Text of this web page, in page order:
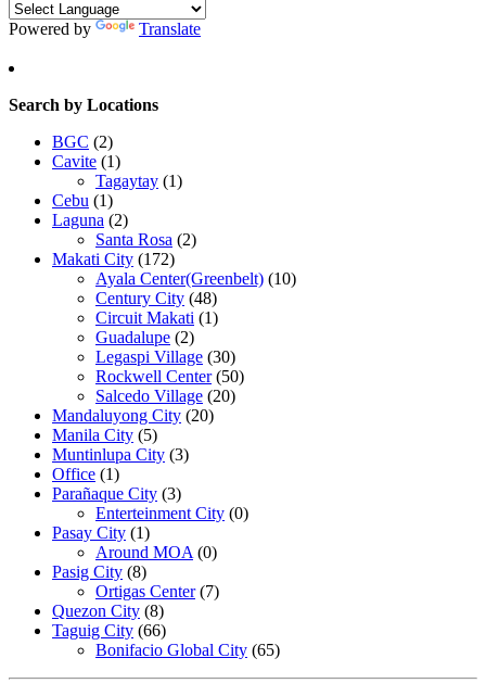
Powered by Translate
Search by Locations
BGC (2)
Cavite (1)
Tagaytay (1)
Cebu (1)
Laguna (2)
Santa Rosa (2)
Makati City (172)
Ayala Center(Greenbelt) (10)
Century City (48)
Circuit Makati (1)
Guadalupe (2)
Legaspi Village (30)
Rockwell Center(50)
Salcedo Village (20)
Mandaluyong City (20)
Manila City (5)
Muntinlupa City (3)
Office (1)
Parañaque City (3)
Enterteinment City (0)
Pasay City (1)
Around MOA (0)
Pasig City (8)
Ortigas Center(7)
Quezon City (8)
Taguig City (66)
Bonifacio Global City (65)